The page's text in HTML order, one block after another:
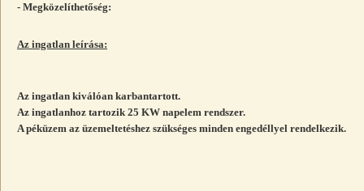
- Megközelíthetőség:
Az ingatlan leírása:
Az ingatlan kiválóan karbantartott.
Az ingatlanhoz tartozik 25 KW napelem rendszer.
A péküzem az üzemeltetéshez szükséges minden engedéllyel rendelkezik.